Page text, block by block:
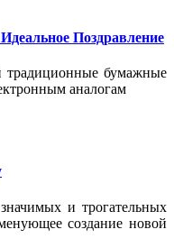
Поздравление
традиционные бумажные
аналогам
и трогательных
создание новой